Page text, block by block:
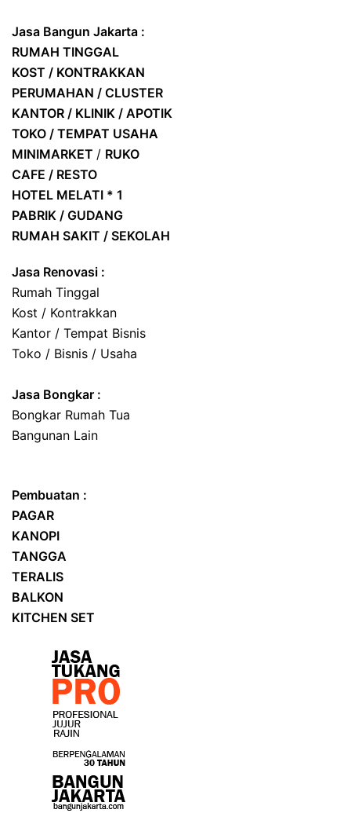
Jasa Bangun Jakarta :
RUMAH TINGGAL
KOST / KONTRAKKAN
PERUMAHAN / CLUSTER
KANTOR / KLINIK / APOTIK
TOKO / TEMPAT USAHA
MINIMARKET / RUKO
CAFE / RESTO
HOTEL MELATI * 1
PABRIK / GUDANG
RUMAH SAKIT / SEKOLAH
Jasa Renovasi :
Rumah Tinggal
Kost / Kontrakkan
Kantor / Tempat Bisnis
Toko / Bisnis / Usaha
Jasa Bongkar :
Bongkar Rumah Tua
Bangunan Lain
Pembuatan :
PAGAR
KANOPI
TANGGA
TERALIS
BALKON
KITCHEN SET